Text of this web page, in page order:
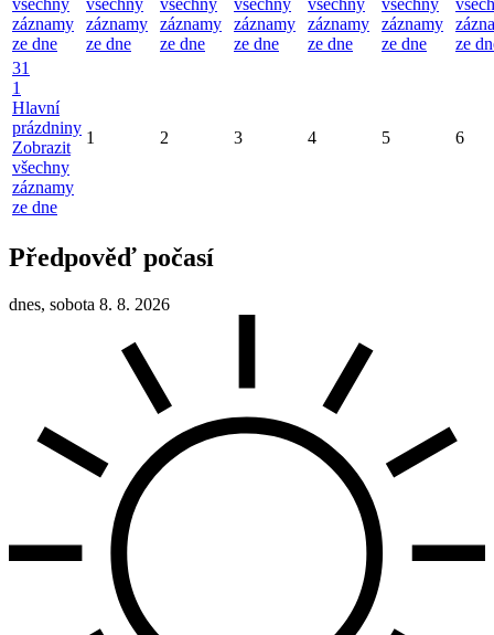
záznamy
ze dne
záznamy
ze dne
záznamy
ze dne
záznamy
ze dne
záznamy
ze dne
záznamy
ze dne
ze
31
1
Hlavní
prázdniny
Zobrazit
všechny
záznamy
ze dne
1 2 3 4 5 6
Předpověď počasí
dnes, sobota 8. 8. 2026